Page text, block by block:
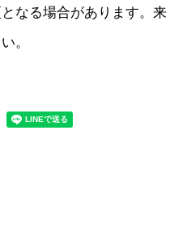
なる場合があります。来
。